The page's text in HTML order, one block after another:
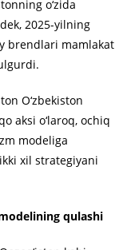
o‘zida
2025-yilning
brendlari mamlakat
O‘zbekiston
aksi o‘laroq, ochiq
modeliga
xil strategiyani
qulashi